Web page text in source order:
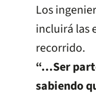
Los
incluirá las
recorrido.
“…Ser
sabiendo